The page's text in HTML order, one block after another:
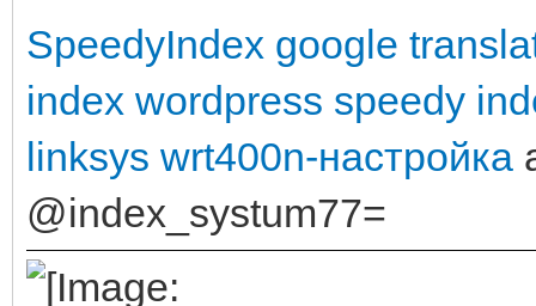
SpeedyIndex google
index wordpress speedy
linksys wrt400n-настройка
@index_systum77=